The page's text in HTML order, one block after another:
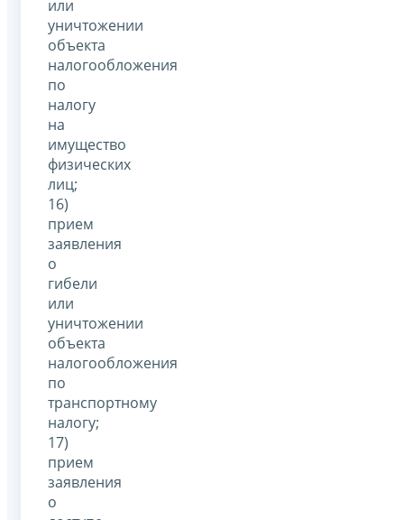
или
уничтожении
объекта
налогообложения
по
налогу
на
имущество
физических
лиц;
16)
прием
заявления
о
гибели
или
уничтожении
объекта
налогообложения
по
транспортному
налогу;
17)
прием
заявления
о